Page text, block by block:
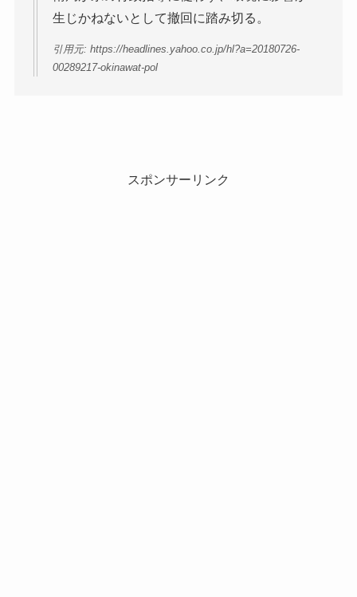
生じかねないとして撤回に踏み切る。
引用元: https://headlines.yahoo.co.jp/hl?a=20180726-
00289217-okinawat-pol
スポンサーリンク